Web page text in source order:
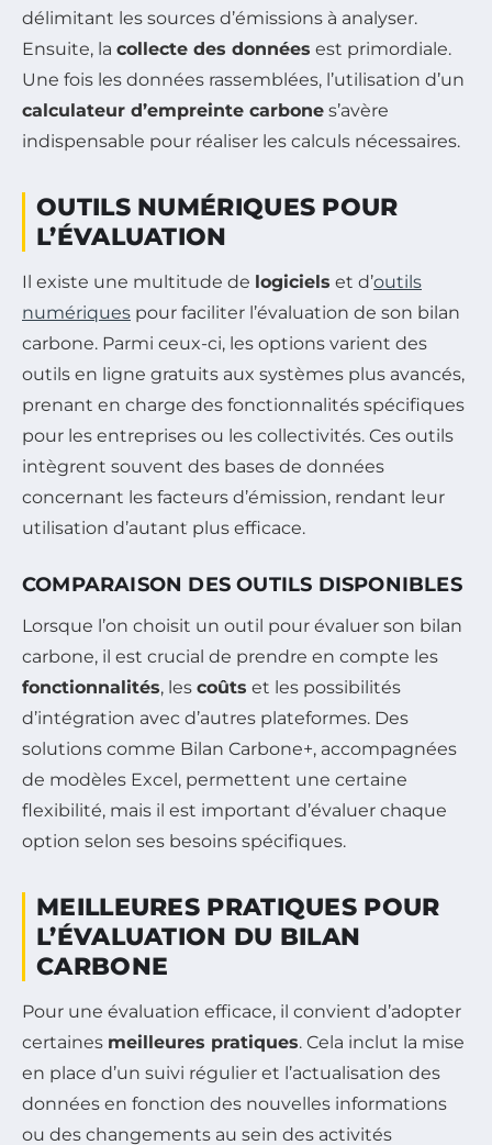
délimitant les sources d’émissions à analyser.
Ensuite, la collecte des données est primordiale.
Une fois les données rassemblées, l’utilisation d’un
calculateur d’empreinte carbone s’avère
indispensable pour réaliser les calculs nécessaires.
OUTILS NUMÉRIQUES POUR
L’ÉVALUATION
Il existe une multitude de logiciels et d’outils
numériques pour faciliter l’évaluation de son bilan
carbone. Parmi ceux-ci, les options varient des
outils en ligne gratuits aux systèmes plus avancés,
prenant en charge des fonctionnalités spécifiques
pour les entreprises ou les collectivités. Ces outils
intègrent souvent des bases de données
concernant les facteurs d’émission, rendant leur
utilisation d’autant plus efficace.
COMPARAISON DES OUTILS DISPONIBLES
Lorsque l’on choisit un outil pour évaluer son bilan
carbone, il est crucial de prendre en compte les
fonctionnalités, les coûts et les possibilités
d’intégration avec d’autres plateformes. Des
solutions comme Bilan Carbone+, accompagnées
de modèles Excel, permettent une certaine
flexibilité, mais il est important d’évaluer chaque
option selon ses besoins spécifiques.
MEILLEURES PRATIQUES POUR
L’ÉVALUATION DU BILAN
CARBONE
Pour une évaluation efficace, il convient d’adopter
certaines meilleures pratiques. Cela inclut la mise
en place d’un suivi régulier et l’actualisation des
données en fonction des nouvelles informations
ou des changements au sein des activités